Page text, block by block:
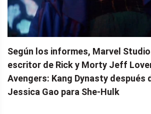
Según los informes, Marvel
escritor de Rick y Morty Jeff
Avengers: Kang Dynasty después
Jessica Gao para She-Hulk